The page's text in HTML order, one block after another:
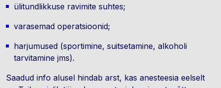
ülitundlikkuse ravimite suhtes;
varasemad operatsioonid;
harjumused (sportimine, suitsetamine, alkoholi
tarvitamine jms).
Saadud info alusel hindab arst, kas anesteesia eelselt